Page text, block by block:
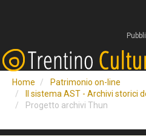
Home
Patrimonio on-line
Il sistema AST - Archivi storici
Progetto archivi Thun